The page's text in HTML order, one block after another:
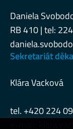
Daniela
RB 410 | tel:
Sekretariát
Klára Vacková
tel. +420 224